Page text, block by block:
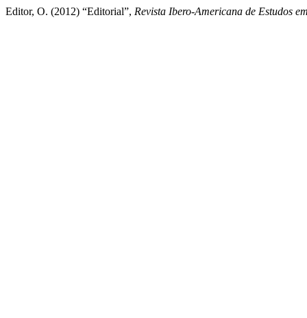
Editor, O. (2012) “Editorial”, Revista Ibero-Americana de Estudos